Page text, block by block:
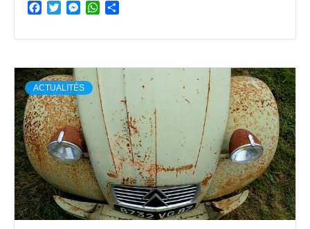
FacebookTwitterMessengerWhatsApp
ACTUALITÉS